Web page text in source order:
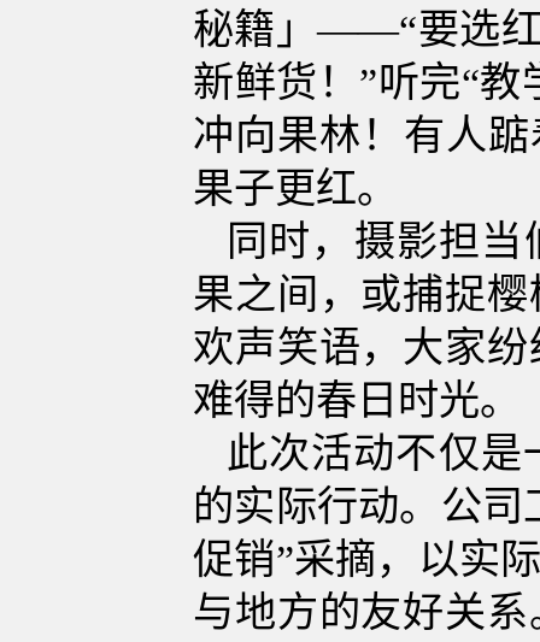
秘籍」——“要选
新鲜货！”听完“
冲向果林！有人
果子更红。
同时， 摄影担当
果之间，或捕捉
欢声笑语，大家
难得的春日时光。
此次活动不仅
的实际行动。公
促销”采摘，以实
与地方的友好关